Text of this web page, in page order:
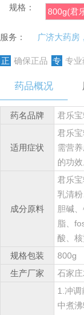
规格： 800g(君
服务： 广济大药房
正 确保正品 专 专业
药品概况
药名品牌 君乐
适用症状
君乐
需营
的功效
成分原料
君乐
乳清
胆碱
脂、
酸、核
规格包装
800g
生产厂家
石家
1.冲调
中煮